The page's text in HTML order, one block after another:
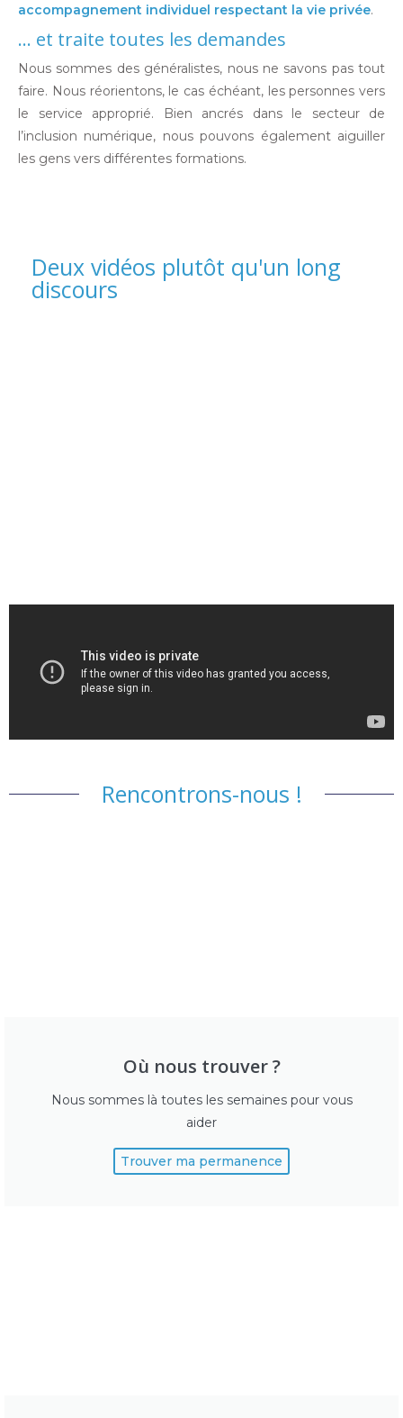
accompagnement individuel respectant la vie privée.
… et traite toutes les demandes
Nous sommes des généralistes, nous ne savons pas tout
faire. Nous réorientons, le cas échéant, les personnes vers
le service approprié. Bien ancrés dans le secteur de
l’inclusion numérique, nous pouvons également aiguiller
les gens vers différentes formations.
Deux vidéos plutôt qu'un long
discours
Rencontrons-nous !
Où nous trouver ?
Nous sommes là toutes les semaines pour vous
aider
Trouver ma permanence